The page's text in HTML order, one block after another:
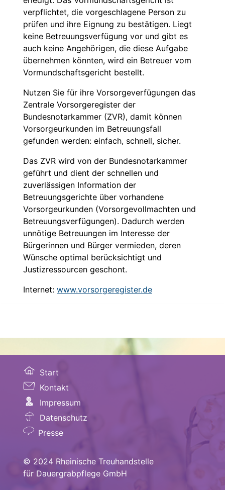
verpflichtet, die vorgeschlagene Person zu
prüfen und ihre Eignung zu bestätigen. Liegt
keine Betreuungsverfügung vor und gibt es
auch keine Angehörigen, die diese Aufgabe
übernehmen könnten, wird ein Betreuer vom
Vormundschaftsgericht bestellt.
Nutzen Sie für ihre Vorsorgeverfügungen das
Zentrale Vorsorgeregister der
Bundesnotarkammer (ZVR), damit können
Vorsorgeurkunden im Betreuungsfall
gefunden werden: einfach, schnell, sicher.
Das ZVR wird von der Bundesnotarkammer
geführt und dient der schnellen und
zuverlässigen Information der
Betreuungsgerichte über vorhandene
Vorsorgeurkunden (Vorsorgevollmachten und
Betreuungsverfügungen). Dadurch werden
unnötige Betreuungen im Interesse der
Bürgerinnen und Bürger vermieden, deren
Wünsche optimal berücksichtigt und
Justizressourcen geschont.
Internet: www.vorsorgeregister.de
Start
Kontakt
Impressum
Datenschutz
Presse
© 2024 Rheinische Treuhandstelle
für Dauergrabpflege GmbH